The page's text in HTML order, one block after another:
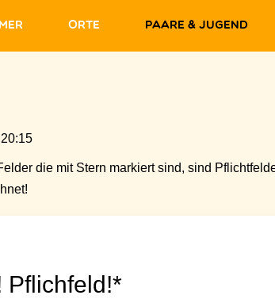
Orte Paare & Jugend
die mit Stern markiert sind, sind
Pflichfeld!*